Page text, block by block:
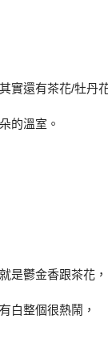
實還有茶花/牡丹
的溫室。
是鬱金香跟茶花，
白整個很熱鬧，